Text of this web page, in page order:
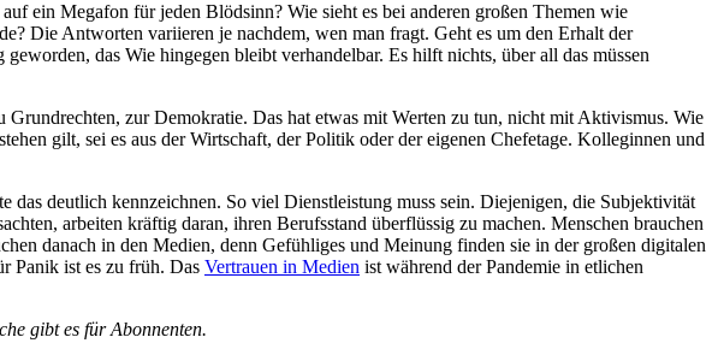
ein Megafon für jeden Blödsinn? Wie sieht es bei anderen großen Themen wie
Die Antworten variieren je nachdem, wen man fragt. Geht es um den Erhalt der
das Wie hingegen bleibt verhandelbar. Es hilft nichts, über all das müssen
zur Demokratie. Das hat etwas mit Werten zu tun, nicht mit Aktivismus. Wie
gilt, sei es aus der Wirtschaft, der Politik oder der eigenen Chefetage. Kolleginnen und
das deutlich kennzeichnen. So viel Dienstleistung muss sein. Diejenigen, die Subjektivität
arbeiten kräftig daran, ihren Berufsstand überflüssig zu machen. Menschen brauchen
danach in den Medien, denn Gefühliges und Meinung finden sie in der großen digitalen
Panik ist es zu früh. Das Vertrauen in Medien ist während der Pandemie in etlichen
gibt es für Abonnenten.